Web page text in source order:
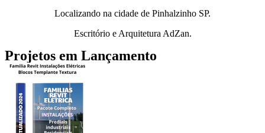
Localizando na cidade de Pinhalzinho SP.
Escritório e Arquitetura AdZan.
Projetos em Lançamento